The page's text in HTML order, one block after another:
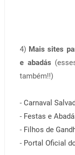
4) Mais sites
e abadás
também!!)
- Carnaval
- Festas e
- Filhos de
- Portal Oficial